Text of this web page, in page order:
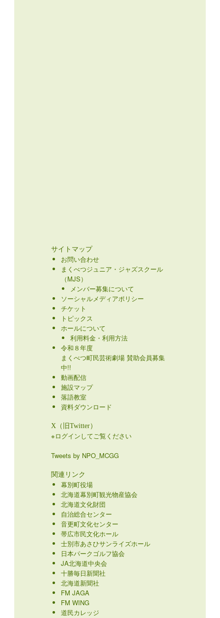
サイトマップ
お問い合わせ
まくべつジュニア・ジャズスクール
（MJS）
メンバー募集について
ソーシャルメディアポリシー
チケット
トピックス
ホールについて
利用料金・利用方法
令和８年度
まくべつ町民芸術劇場 賛助会員募集
中!!
動画配信
施設マップ
落語教室
資料ダウンロード
X（旧Twitter）
※ログインしてご覧ください
Tweets by NPO_MCGG
関連リンク
幕別町役場
北海道幕別町観光物産協会
北海道文化財団
自治総合センター
音更町文化センター
帯広市民文化ホール
士別市あさひサンライズホール
日本パークゴルフ協会
JA北海道中央会
十勝毎日新聞社
北海道新聞社
FM JAGA
FM WING
道民カレッジ